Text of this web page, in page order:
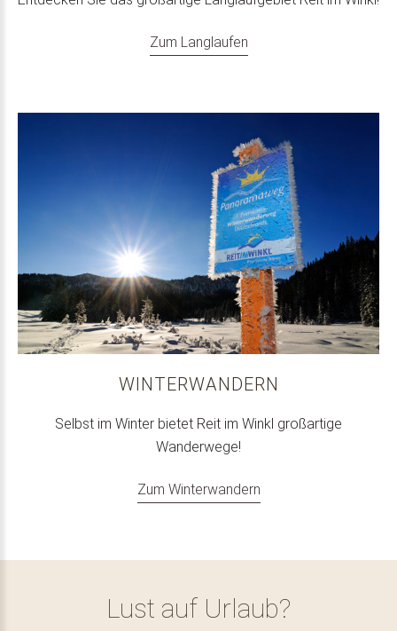
Zum Langlaufen
WINTERWANDERN
Selbst im Winter bietet Reit im Winkl großartige
Wanderwege!
Zum Winterwandern
Lust auf Urlaub?